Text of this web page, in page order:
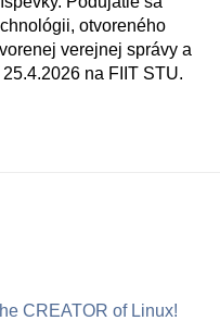
otvoreného
verejnej správy a
na FIIT STU.
CREATOR of Linux!